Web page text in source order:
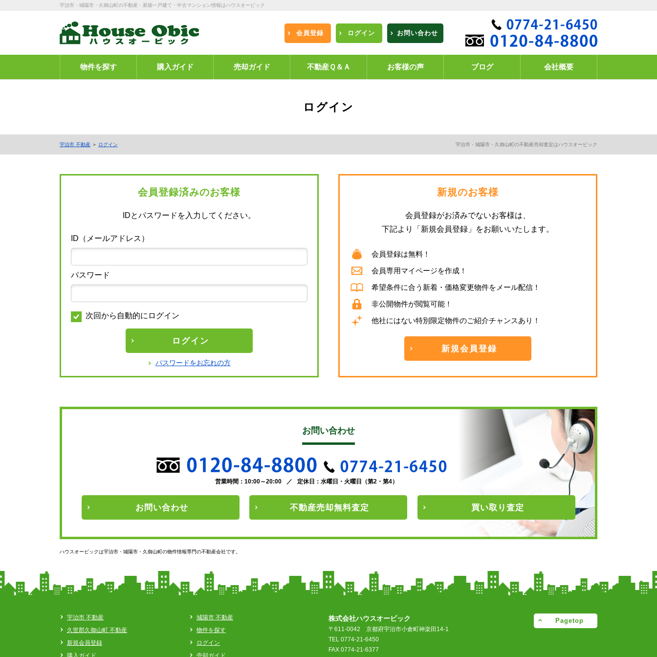
宇治市・城陽市・久御山町の不動産・新築一戸建て・中古マンション情報はハウスオービック
会員登録 ログイン お問い合わせ
物件を探す 購入ガイド 売却ガイド 不動産Ｑ＆Ａ お客様の声 ブログ 会社概要
ログイン
宇治市 不動産 ＞ ログイン 宇治市・城陽市・久御山町の不動産売却査定はハウスオービック
会員登録済みのお客様
IDとパスワードを入力してください。
ID（メールアドレス）
パスワード
次回から自動的にログイン
ログイン
パスワードをお忘れの方
新規のお客様
会員登録がお済みでないお客様は、
下記より「新規会員登録」をお願いいたします。
会員登録は無料！
会員専用マイページを作成！
希望条件に合う新着・価格変更物件をメール配信！
非公開物件が閲覧可能！
他社にはない特別限定物件のご紹介チャンスあり！
新規会員登録
お問い合わせ
営業時間：10:00～20:00 ／ 定休日：水曜日・火曜日（第2・第4）
お問い合わせ 不動産売却無料査定 買い取り 査定
ハウスオービックは宇治市・城陽市・久御山町の物件情報専門の不動産会社です。
Pagetop
宇治市 不動産
城陽市 不動産
久世郡久御山町 不動産
物件を探す
新規会員登録
ログイン
購入ガイド
売却ガイド
株式会社ハウスオービック
〒611-0042 京都府宇治市小倉町神楽田14-1
TEL 0774-21-6450
FAX 0774-21-6377